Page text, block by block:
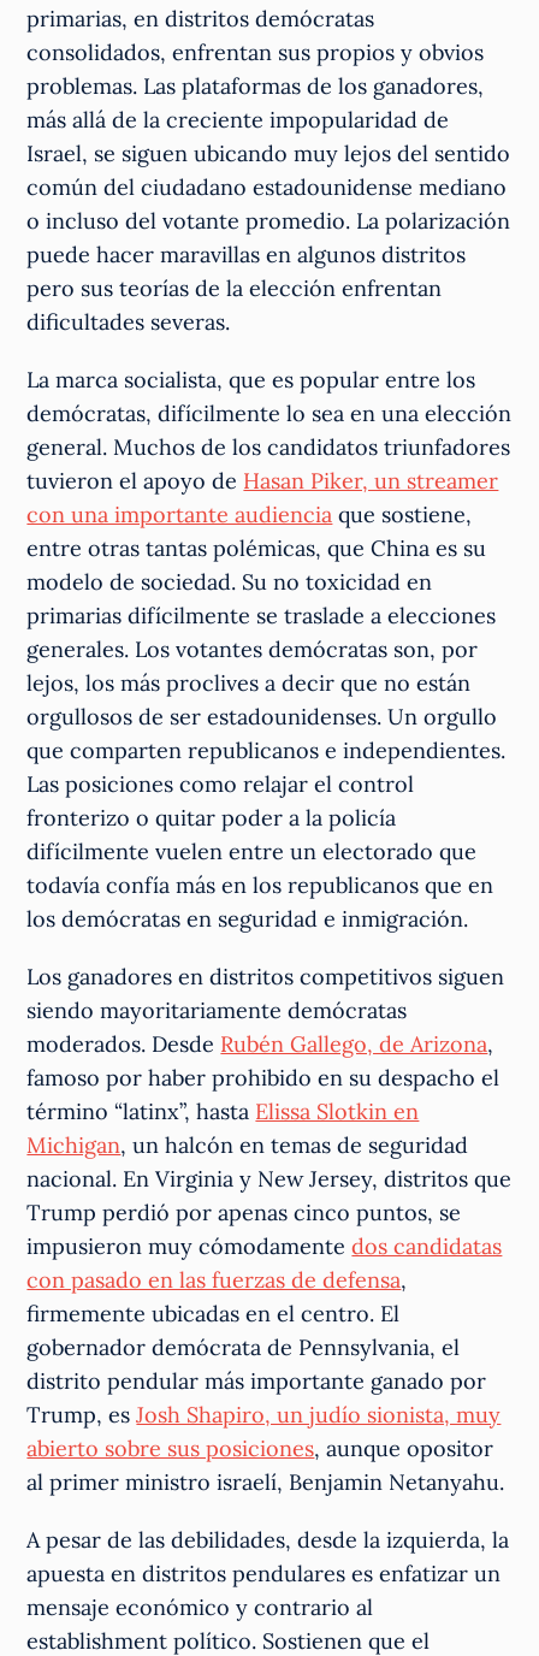
primarias, en distritos demócratas
consolidados, enfrentan sus propios y obvios
problemas. Las plataformas de los ganadores,
más allá de la creciente impopularidad de
Israel, se siguen ubicando muy lejos del sentido
común del ciudadano estadounidense mediano
o incluso del votante promedio. La polarización
puede hacer maravillas en algunos distritos
pero sus teorías de la elección enfrentan
dificultades severas.
La marca socialista, que es popular entre los
demócratas, difícilmente lo sea en una elección
general. Muchos de los candidatos triunfadores
tuvieron el apoyo de Hasan Piker, un streamer
con una importante audiencia que sostiene,
entre otras tantas polémicas, que China es su
modelo de sociedad. Su no toxicidad en
primarias difícilmente se traslade a elecciones
generales. Los votantes demócratas son, por
lejos, los más proclives a decir que no están
orgullosos de ser estadounidenses. Un orgullo
que comparten republicanos e independientes.
Las posiciones como relajar el control
fronterizo o quitar poder a la policía
difícilmente vuelen entre un electorado que
todavía confía más en los republicanos que en
los demócratas en seguridad e inmigración.
Los ganadores en distritos competitivos siguen
siendo mayoritariamente demócratas
moderados. Desde Rubén Gallego, de Arizona,
famoso por haber prohibido en su despacho el
término “latinx”, hasta Elissa Slotkin en
Michigan, un halcón en temas de seguridad
nacional. En Virginia y New Jersey, distritos que
Trump perdió por apenas cinco puntos, se
impusieron muy cómodamentedos candidatas
con pasado en las fuerzas de defensa,
firmemente ubicadas en el centro. El
gobernador demócrata de Pennsylvania, el
distrito pendular más importante ganado por
Trump, esJosh Shapiro, un judío sionista, muy
abierto sobre sus posiciones, aunque opositor
al primer ministro israelí, Benjamin Netanyahu.
A pesar de las debilidades, desde la izquierda, la
apuesta en distritos pendulares es enfatizar un
mensaje económico y contrario al
establishment político. Sostienen que el